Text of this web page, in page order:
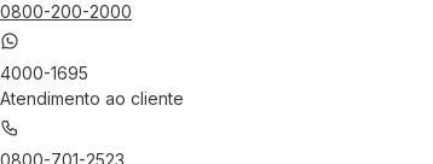
0800-200-2000
4000-1695
Atendimento ao cliente
0800-701-2523